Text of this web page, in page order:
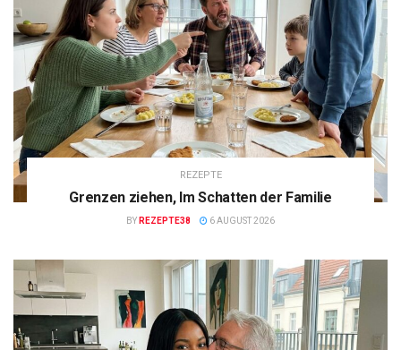
REZEPTE
Grenzen ziehen, Im Schatten der Familie
BY REZEPTE38 6 AUGUST 2026